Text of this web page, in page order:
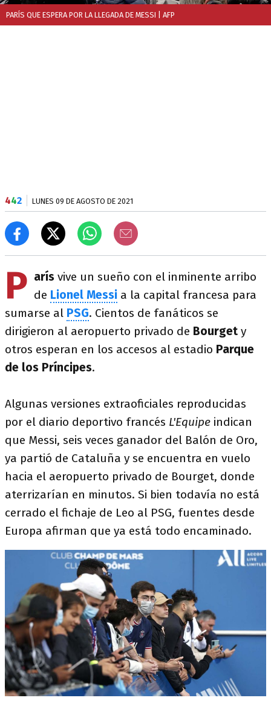
PARÍS QUE ESPERA POR LA LLEGADA DE MESSI | AFP
442 LUNES 09 DE AGOSTO DE 2021
P arís vive un sueño con el inminente arribo
de Lionel Messi a la capital francesa para
sumarse al PSG. Cientos de fanáticos se
dirigieron al aeropuerto privado de Bourget y
otros esperan en los accesos al estadio Parque
de los Príncipes.
Algunas versiones extraoficiales reproducidas
por el diario deportivo francés L'Equipe indican
que Messi, seis veces ganador del Balón de Oro,
ya partió de Cataluña y se encuentra en vuelo
hacia el aeropuerto privado de Bourget, donde
aterrizarían en minutos. Si bien todavía no está
cerrado el fichaje de Leo al PSG, fuentes desde
Europa afirman que ya está todo encaminado.